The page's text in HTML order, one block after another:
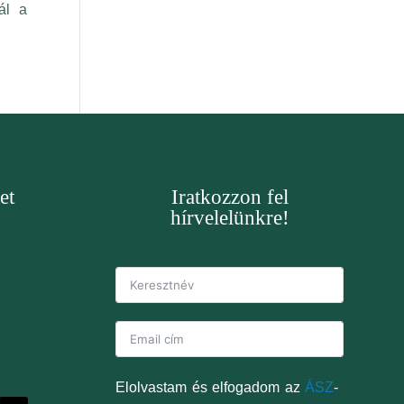
Iratkozzon fel
hírvelelünkre!
Elolvastam és elfogadom azÁSZ-